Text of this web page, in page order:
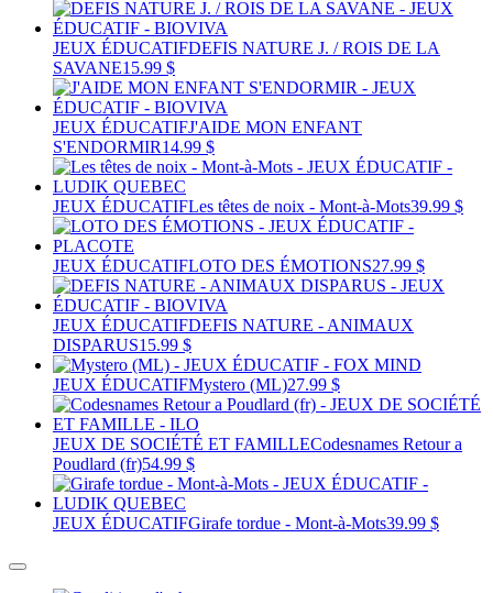
JEUX ÉDUCATIFDEFIS NATURE J. / ROIS DE LA
SAVANE15.99 $
JEUX ÉDUCATIFJ'AIDE MON ENFANT
S'ENDORMIR14.99 $
JEUX ÉDUCATIFLes têtes de noix - Mont-à-Mots39.99 $
JEUX ÉDUCATIFLOTO DES ÉMOTIONS27.99 $
JEUX ÉDUCATIFDEFIS NATURE - ANIMAUX
DISPARUS15.99 $
JEUX ÉDUCATIFMystero (ML)27.99 $
JEUX DE SOCIÉTÉ ET FAMILLECodesnames Retour a
Poudlard (fr)54.99 $
JEUX ÉDUCATIFGirafe tordue - Mont-à-Mots39.99 $